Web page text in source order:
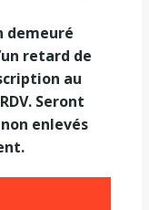
demeuré
retard de
au
Seront
enlevés